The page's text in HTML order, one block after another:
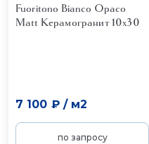
Fuoritono Bianco Opaco
Matt Керамогранит 10x30
7 100 ₽/ м2
по запросу